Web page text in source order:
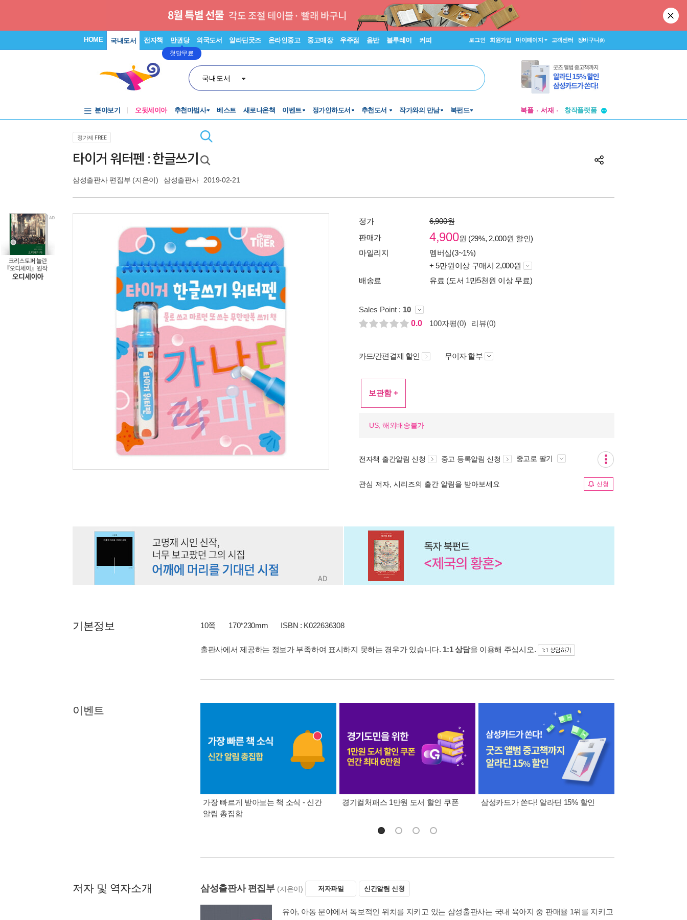
HOME 국내도서 전자책 만권당
첫달무료
외국도서 알라딘굿즈 온라인중고 중고매장 우주점 음반 블루레이 커피 로그인 회원가입 마이페이지 고객센터 장바구니(0)
국내도서
분야보기 오뒷세이아 추천마법사 베스트 새로나온책 이벤트 정가인하도서 추천도서 작가와의 만남 북펀드 북플 서재
창작플랫폼
정가제 FREE
타이거 워터펜 : 한글쓰기
삼성출판사 편집부 (지은이) 삼성출판사 2019-02-21
정가
6,900원
판매가
4,900원 (29%, 2,000원 할인)
마일리지
멤버십(3~1%)
+ 5만원이상 구매시 2,000원
배송료
유료 (도서 1만5천원 이상 무료)
Sales Point : 10
0.0
100자평(0) 리뷰(0)
카드/간편결제 할인 무이자 할부
보관함 +
US, 해외배송불가
전자책 출간알림 신청 중고 등록알림 신청 중고로 팔기
관심 저자, 시리즈의 출간 알림을 받아보세요 신청
기본정보 10쪽 170*230mm ISBN : K022636308
출판사에서 제공하는 정보가 부족하여 표시하지 못하는 경우가 있습니다. 1:1 상담을 이용해 주십시오.
이벤트
가장 빠르게 받아보는 책 소식 - 신간
알림 총집합
경기컬처패스 1만원 도서 할인 쿠폰 삼성카드가 쏜다! 알라딘 15% 할인
저자 및 역자소개 삼성출판사 편집부 (지은이) 저자파일 신간알림 신청
유아, 아동 분야에서 독보적인 위치를 지키고 있는 삼성출판사는 국내 육아지 중 판매율 1위를 지키고